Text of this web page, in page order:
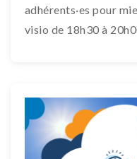
adhérents·es pour
visio de 18h30 à